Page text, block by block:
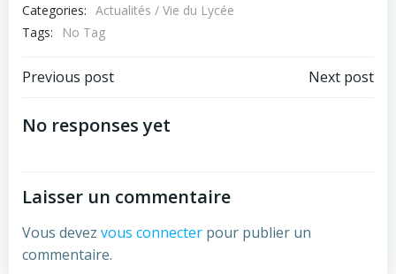
Categories: Actualités / Vie du Lycée
Tags:
No Tag
Navigation
de
Previous post
Navigation
Next post
No responses yet
Laisser un commentaire
Vous devez vous connecter pour publier un
commentaire.